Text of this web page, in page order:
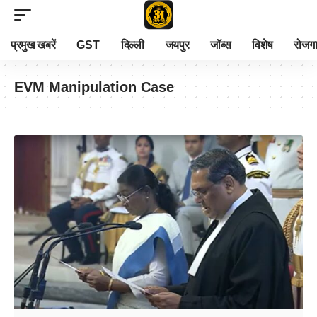
प्रमुख खबरें GST दिल्ली जयपुर जॉब्स विशेष
EVM Manipulation Case